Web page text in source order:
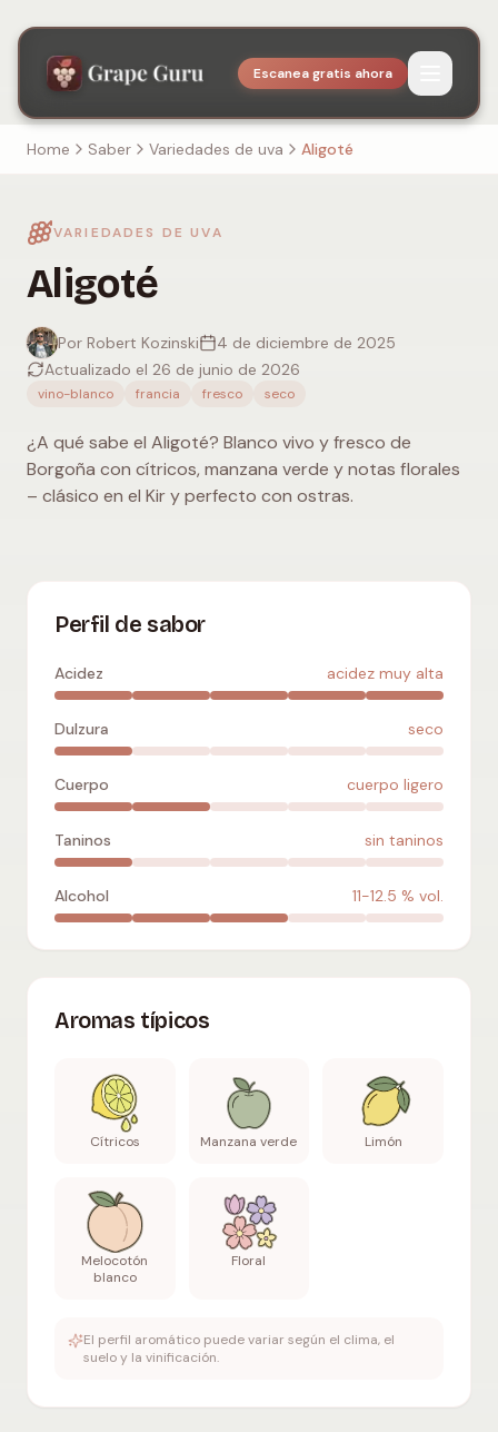
Escanea gratis ahora
Home Saber Variedades de uva Aligoté
VARIEDADES DE UVA
Aligoté
Por Robert Kozinski
4 de diciembre de 2025
Actualizado el 26 de junio de 2026
vino-blanco francia fresco seco
¿A qué sabe el Aligoté? Blanco vivo y fresco de
Borgoña con cítricos, manzana verde y notas florales
– clásico en el Kir y perfecto con ostras.
Perfil de sabor
Acidez acidez muy alta
Dulzura seco
Cuerpo cuerpo ligero
Taninos sin taninos
Alcohol 11-12.5 % vol.
Aromas típicos
Cítricos Manzana verde Limón
Melocotón
blanco
Floral
El perfil aromático puede variar según el clima, el
suelo y la vinificación.